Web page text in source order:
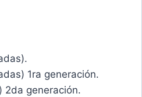
1ra generación.
generación.